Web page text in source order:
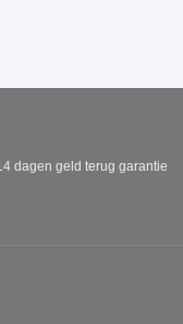
dagen geld terug garantie